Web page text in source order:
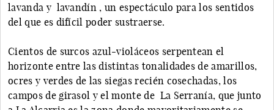
lavanda y lavandín , un espectáculo para los sentidos
del que es difícil poder sustraerse.
Cientos de surcos azul-violáceos serpentean el
horizonte entre las distintas tonalidades de amarillos,
ocres y verdes de las siegas recién cosechadas, los
campos de girasol y el monte de La Serranía, que junto